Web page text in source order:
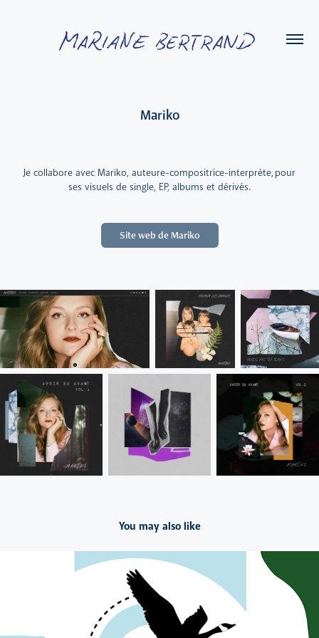
Mariko
Je collabore avec Mariko, auteure-compositrice-interprète, pour
ses visuels de single, EP, albums et dérivés.
Site web de Mariko
You may also like
2020